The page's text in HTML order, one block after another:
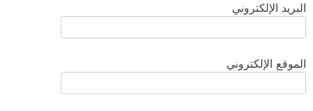
البريد الإلكتروني
الموقع الإلكتروني